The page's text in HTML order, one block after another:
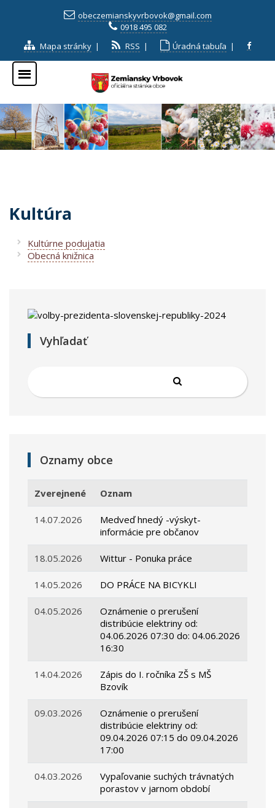
obeczemianskyvrbovok@gmail.com
0918 495 082
Mapa stránky | RSS | Úradná tabuľa |
Kultúra
Kultúrne podujatia
Obecná knižnica
Vyhľadať
Oznamy obce
Zverejnené Oznam
14.07.2026
Medveď hnedý -výskyt-
informácie pre občanov
18.05.2026 Wittur - Ponuka práce
14.05.2026 DO PRÁCE NA BICYKLI
04.05.2026
Oznámenie o prerušení
distribúcie elektriny od:
04.06.2026 07:30 do: 04.06.2026
16:30
14.04.2026
Zápis do I. ročníka ZŠ s MŠ
Bzovík
09.03.2026
Oznámenie o prerušení
distribúcie elektriny od:
09.04.2026 07:15 do 09.04.2026
17:00
04.03.2026
Vypaľovanie suchých trávnatých
porastov v jarnom období